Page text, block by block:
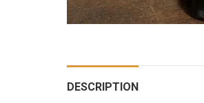
DESCRIPTION